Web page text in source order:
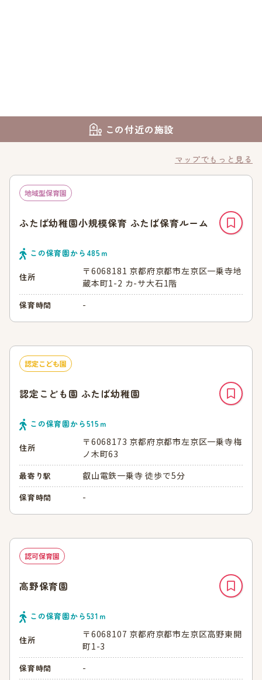
この付近の施設
マップでもっと見る
地域型保育園
ふたば幼稚園小規模保育 ふたば保育ルーム
この保育園から 485ｍ
住所
〒6068181 京都府京都市左京区一乗寺地
蔵本町1-2 カ-サ大石1階
保育時間 -
認定こども園
認定こども園 ふたば幼稚園
この保育園から515ｍ
住所
〒6068173 京都府京都市左京区一乗寺梅
ノ木町63
最寄り駅 叡山電鉄一乗寺 徒歩で5分
保育時間 -
認可保育園
高野保育園
この保育園から531 ｍ
住所
〒6068107 京都府京都市左京区高野東開
町1-3
保育時間 -